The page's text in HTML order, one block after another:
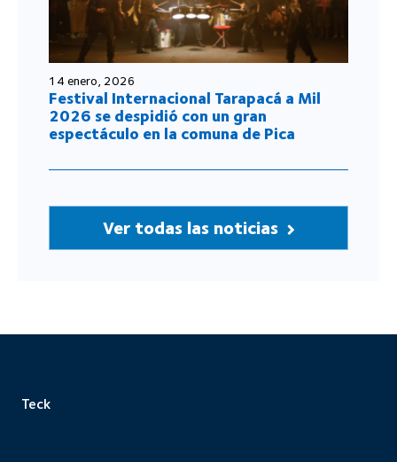
14 enero, 2026
Festival Internacional Tarapacá a Mil
2026 se despidió con un gran
espectáculo en la comuna de Pica
Ver todas las noticias
Teck